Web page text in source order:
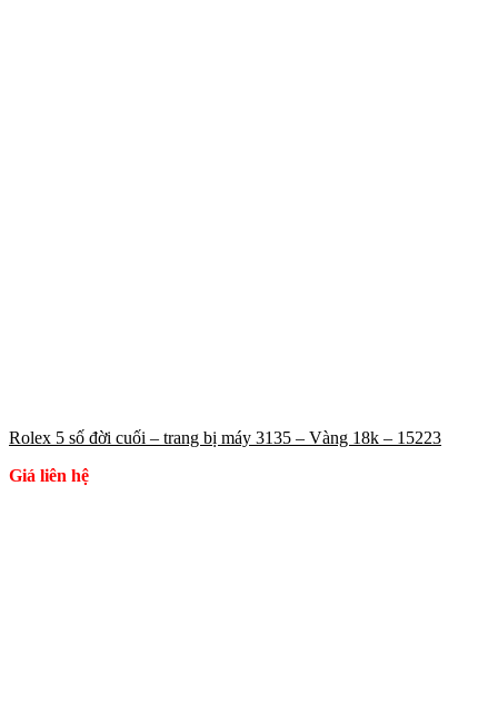
Rolex 5 số đời cuối – trang bị máy 3135 – Vàng 18k – 15223
Giá liên hệ